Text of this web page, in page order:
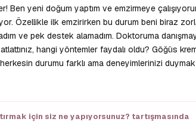
Ben yeni doğum yaptım ve emzirmeye
Özellikle ilk emzirirken bu durum beni biraz
ve pek destek alamadım. Doktoruma
hangi yöntemler faydalı oldu? Göğüs
durumu farklı ama deneyimlerinizi
için siz ne yapıyorsunuz? tartışmasında